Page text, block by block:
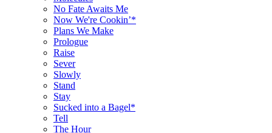
No Fate Awaits Me
Now We're Cookin’*
Plans We Make
Prologue
Raise
Sever
Slowly
Stand
Stay
Sucked into a Bagel*
Tell
The Hour